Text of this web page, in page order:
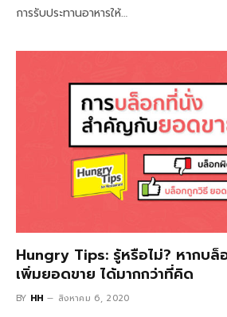
การรับประทานอาหารให้…
Hungry Tips: รู้หรือไม่? หากบ
เพิ่มยอดขาย ได้มากกว่าที่คิด
BY HH สิงหาคม 6, 2020